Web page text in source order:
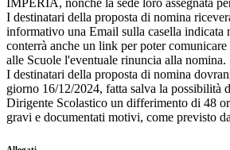
IMPERIA, nonché la sede loro assegnata
I destinatari della proposta di nomina
informativo una Email sulla casella indicata
conterrà anche un link per poter
alle Scuole l'eventuale rinuncia alla nomina.
I destinatari della proposta di nomina
giorno 16/12/2024, fatta salva la possibilità
Dirigente Scolastico un differimento di 48
gravi e documentati motivi, come previsto